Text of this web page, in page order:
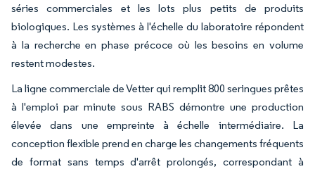
séries commerciales et les lots plus petits de produits
biologiques. Les systèmes à l'échelle du laboratoire répondent
à la recherche en phase précoce où les besoins en volume
restent modestes.
La ligne commerciale de Vetter qui remplit 800 seringues prêtes
à l'emploi par minute sous RABS démontre une production
élevée dans une empreinte à échelle intermédiaire. La
conception flexible prend en charge les changements fréquents
de format sans temps d'arrêt prolongés, correspondant à